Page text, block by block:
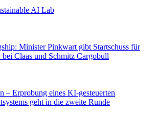
AI Lab
Minister Pinkwart gibt Startschuss für
Claas und Schmitz Cargobull
– Erprobung eines KI-gesteuerten
geht in die zweite Runde